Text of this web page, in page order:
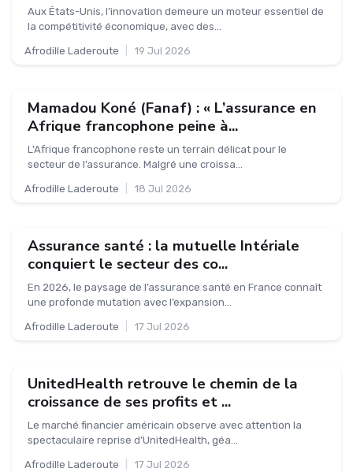
Aux États-Unis, l’innovation demeure un moteur essentiel de
la compétitivité économique, avec des...
Afrodille Laderoute 19 Jul 2026
Mamadou Koné (Fanaf) : « L’assurance en
Afrique francophone peine à...
L’Afrique francophone reste un terrain délicat pour le
secteur de l’assurance. Malgré une croissa...
Afrodille Laderoute 18 Jul 2026
Assurance santé : la mutuelle Intériale
conquiert le secteur des co...
En 2026, le paysage de l’assurance santé en France connaît
une profonde mutation avec l’expansion...
Afrodille Laderoute 17 Jul 2026
UnitedHealth retrouve le chemin de la
croissance de ses profits et ...
Le marché financier américain observe avec attention la
spectaculaire reprise d’UnitedHealth, géa...
Afrodille Laderoute 17 Jul 2026